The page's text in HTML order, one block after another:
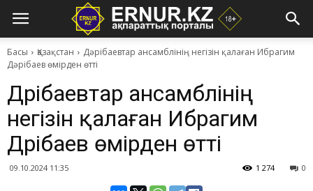
Басы Қазақстан
Дәрібаевтар ансамблінің негізін қалаған Ибрагим
Дәрібаев өмірден өтті
Дәрібаевтар ансамблінің
негізін қалаған Ибрагим
Дәрібаев өмірден өтті
09.10.2024 11:35 0
1 274